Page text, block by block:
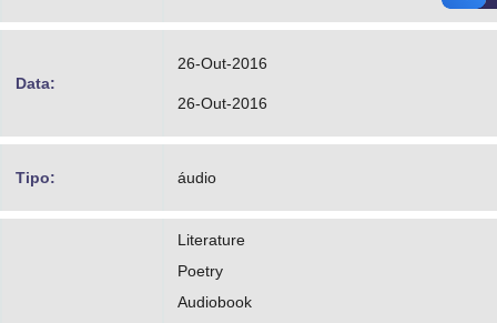
Data:
26-Out-2016
26-Out-2016
Tipo: áudio
Literature
Poetry
Audiobook